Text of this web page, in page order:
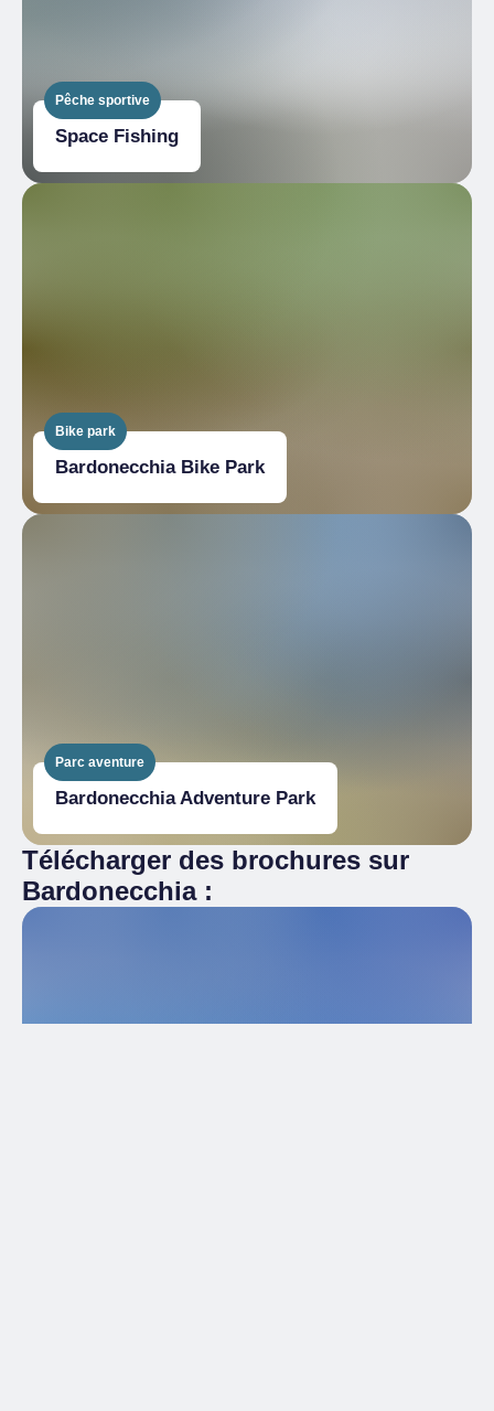
Pêche sportive
Space Fishing
Bike park
Bardonecchia Bike Park
Parc aventure
Bardonecchia Adventure Park
Télécharger des brochures sur
Bardonecchia :